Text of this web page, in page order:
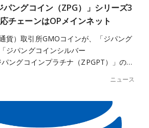
ングコイン（ZPG）」シリーズ3
チェーンはOPメインネット
貨）取引所GMOコインが、「ジパング
ジパングコインシルバー
パングコインプラチナ（ZPGPT）」の…
ニュース